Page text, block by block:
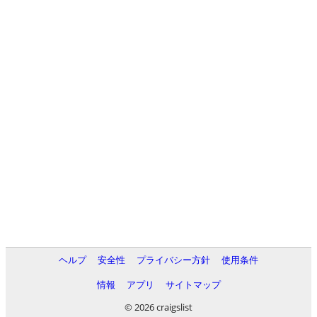
ヘルプ 安全性 プライバシー方針
使用条件
情報
アプリ
サイトマップ
© 2026 craigslist